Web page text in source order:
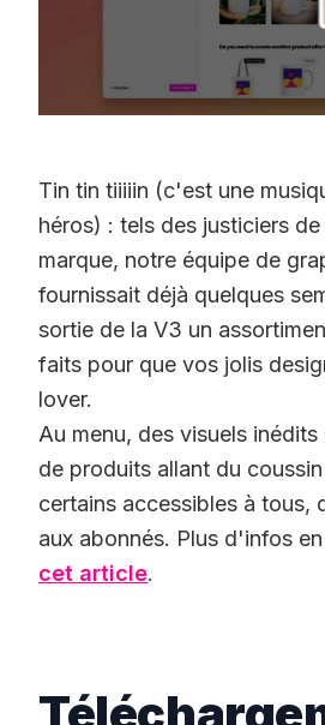
Tin tin tiiiiin (c'est une
héros) : tels des justiciers
marque, notre équipe de
fournissait déjà quelques
sortie de la V3 un
faits pour que vos jolis
lover.
Au menu, des visuels
de produits allant du
certains accessibles à tous,
aux abonnés. Plus d'infos
cet article.